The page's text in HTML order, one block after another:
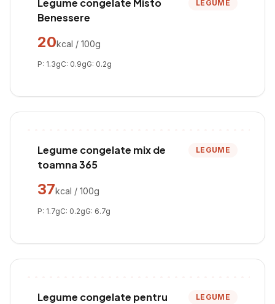
Legume congelate Misto
Benessere
LEGUME
20kcal / 100g
P: 1.3gC: 0.9gG: 0.2g
Legume congelate mix de
toamna 365
LEGUME
37kcal / 100g
P: 1.7gC: 0.2gG: 6.7g
Legume congelate pentru
LEGUME